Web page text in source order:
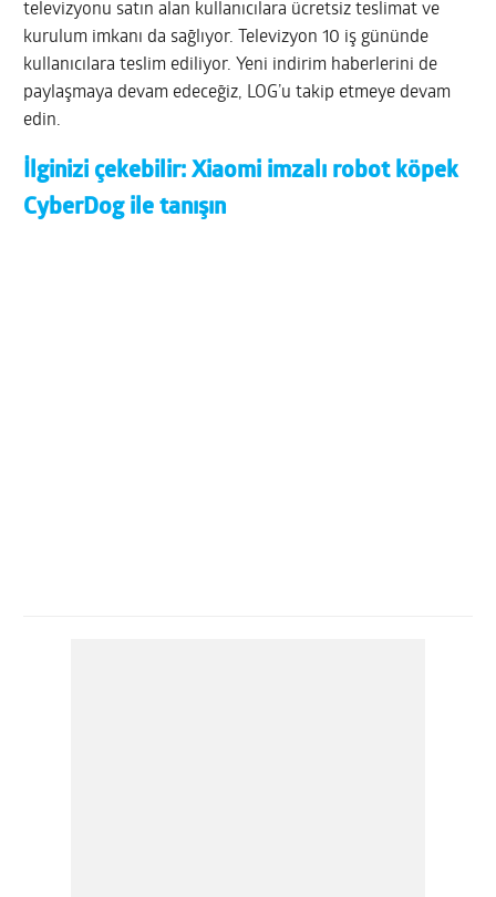
televizyonu satın alan kullanıcılara ücretsiz teslimat ve
kurulum imkanı da sağlıyor. Televizyon 10 iş gününde
kullanıcılara teslim ediliyor. Yeni indirim haberlerini de
paylaşmaya devam edeceğiz, LOG’u takip etmeye devam
edin.
İlginizi çekebilir:Xiaomi imzalı robot köpek
CyberDog ile tanışın